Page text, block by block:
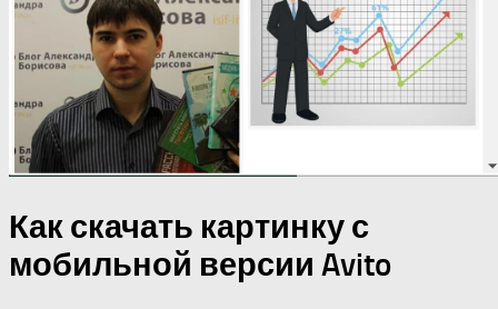
Как скачать картинку с
мобильной версии Avito